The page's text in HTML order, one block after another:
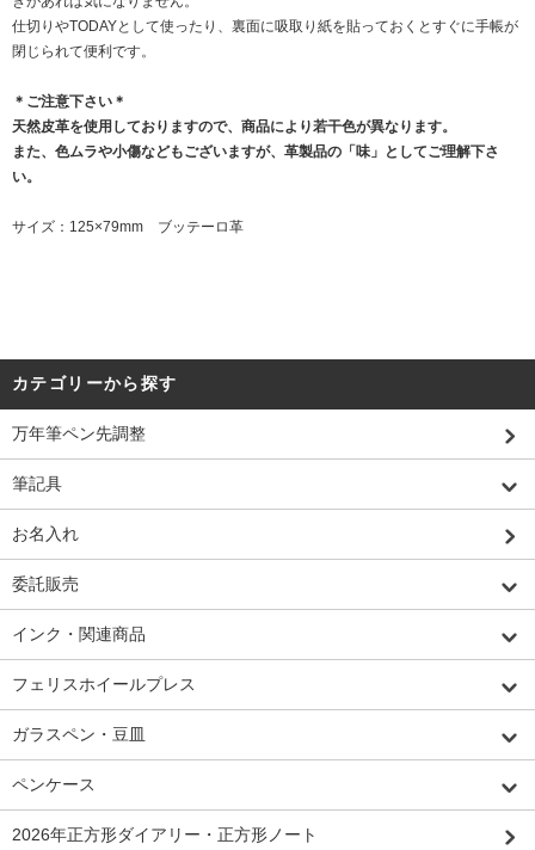
仕切りやTODAYとして使ったり、裏面に吸取り紙を貼っておくとすぐに手帳が
閉じられて便利です。
＊ご注意下さい＊
天然皮革を使用しておりますので、商品により若干色が異なります。
また、色ムラや小傷などもございますが、革製品の「味」としてご理解下さ
い。
サイズ：125×79mm ブッテーロ革
カテゴリーから探す
万年筆ペン先調整
筆記具
お名入れ
委託販売
インク・関連商品
フェリスホイールプレス
ガラスペン・豆皿
ペンケース
2026年正方形ダイアリー・正方形ノート